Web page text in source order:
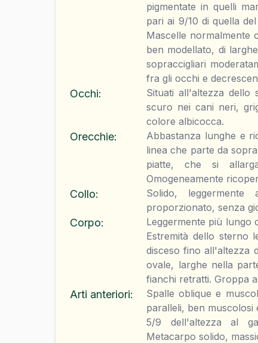
pigmentate in quelli
pari ai 9/10 di quella
Mascelle normalmente
ben modellato, di
sopraccigliari
fra gli occhi e
Occhi:
Situati all'altezza
scuro nei cani neri,
colore albicocca.
Orecchie:
Abbastanza lunghe e
linea che parte da
piatte, che si
Omogeneamente
Collo:
Solido,
proporzionato, senza
Corpo:
Leggermente più lungo
Estremità dello sterno
disceso fino all'altezza
ovale, larghe nella
fianchi retratti. Groppa
Arti anteriori:
Spalle oblique e
paralleli, ben
5/9 dell'altezza al
Metacarpo solido,